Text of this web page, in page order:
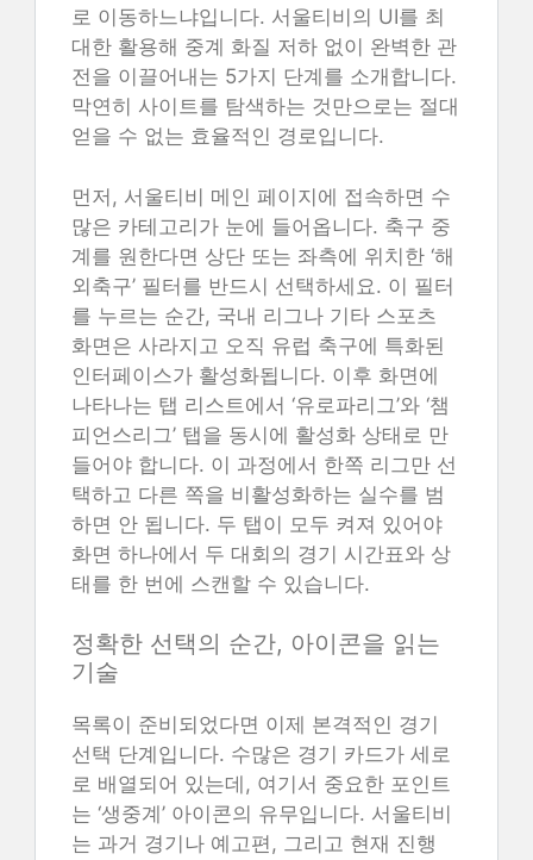
로 이동하느냐입니다. 서울티비의 UI를 최
대한 활용해 중계 화질 저하 없이 완벽한 관
전을 이끌어내는 5가지 단계를 소개합니다.
막연히 사이트를 탐색하는 것만으로는 절대
얻을 수 없는 효율적인 경로입니다.
먼저, 서울티비 메인 페이지에 접속하면 수
많은 카테고리가 눈에 들어옵니다. 축구 중
계를 원한다면 상단 또는 좌측에 위치한 ‘해
외축구’ 필터를 반드시 선택하세요. 이 필터
를 누르는 순간, 국내 리그나 기타 스포츠
화면은 사라지고 오직 유럽 축구에 특화된
인터페이스가 활성화됩니다. 이후 화면에
나타나는 탭 리스트에서 ‘유로파리그’와 ‘챔
피언스리그’ 탭을 동시에 활성화 상태로 만
들어야 합니다. 이 과정에서 한쪽 리그만 선
택하고 다른 쪽을 비활성화하는 실수를 범
하면 안 됩니다. 두 탭이 모두 켜져 있어야
화면 하나에서 두 대회의 경기 시간표와 상
태를 한 번에 스캔할 수 있습니다.
정확한 선택의 순간, 아이콘을 읽는
기술
목록이 준비되었다면 이제 본격적인 경기
선택 단계입니다. 수많은 경기 카드가 세로
로 배열되어 있는데, 여기서 중요한 포인트
는 ‘생중계’ 아이콘의 유무입니다. 서울티비
는 과거 경기나 예고편, 그리고 현재 진행